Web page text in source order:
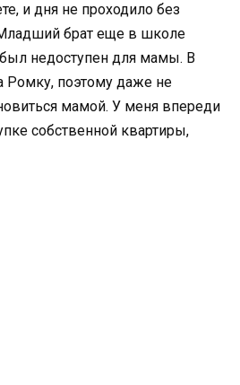
и дня не проходило без
брат еще в школе
недоступен для мамы. В
Ромку, поэтому даже не
мамой. У меня впереди
собственной квартиры,